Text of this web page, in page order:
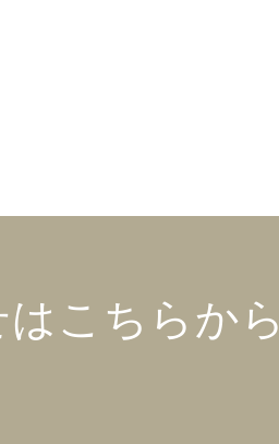
こちらから